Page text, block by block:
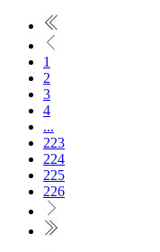
1
2
3
4
...
223
224
225
226